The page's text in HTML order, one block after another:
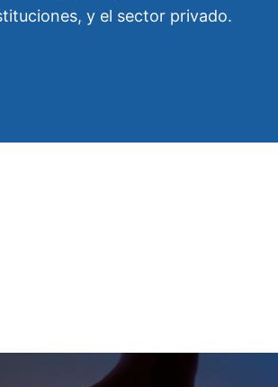
y el sector privado.